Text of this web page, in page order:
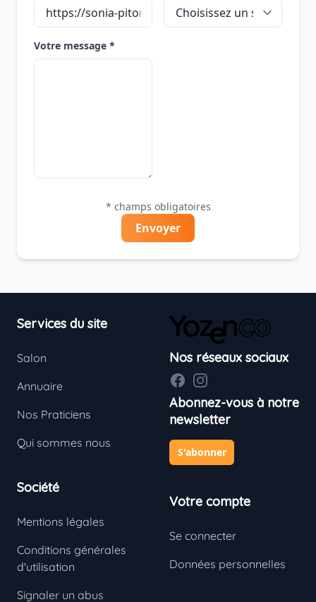
Votre message *
* champs obligatoires
Envoyer
Services du site
Salon
Annuaire
Nos Praticiens
Qui sommes nous
Société
Mentions légales
Conditions générales
d'utilisation
Signaler un abus
Nos réseaux sociaux
FacebookInstagram
Abonnez-vous à notre
newsletter
S'abonner
Votre compte
Se connecter
Données personnelles